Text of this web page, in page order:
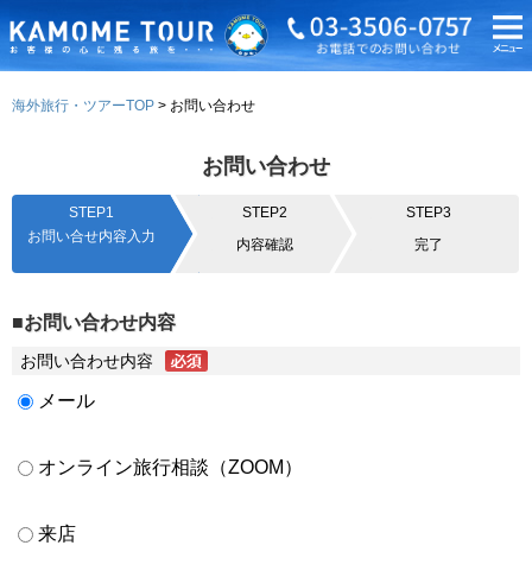
海外旅行・ツアーTOP お問い合わせ
お問い合わせ
STEP1
お問い合せ内容入力
STEP2
内容確認
STEP3
完了
■お問い合わせ内容
お問い合わせ内容
メール
オンライン旅行相談（ZOOM）
来店